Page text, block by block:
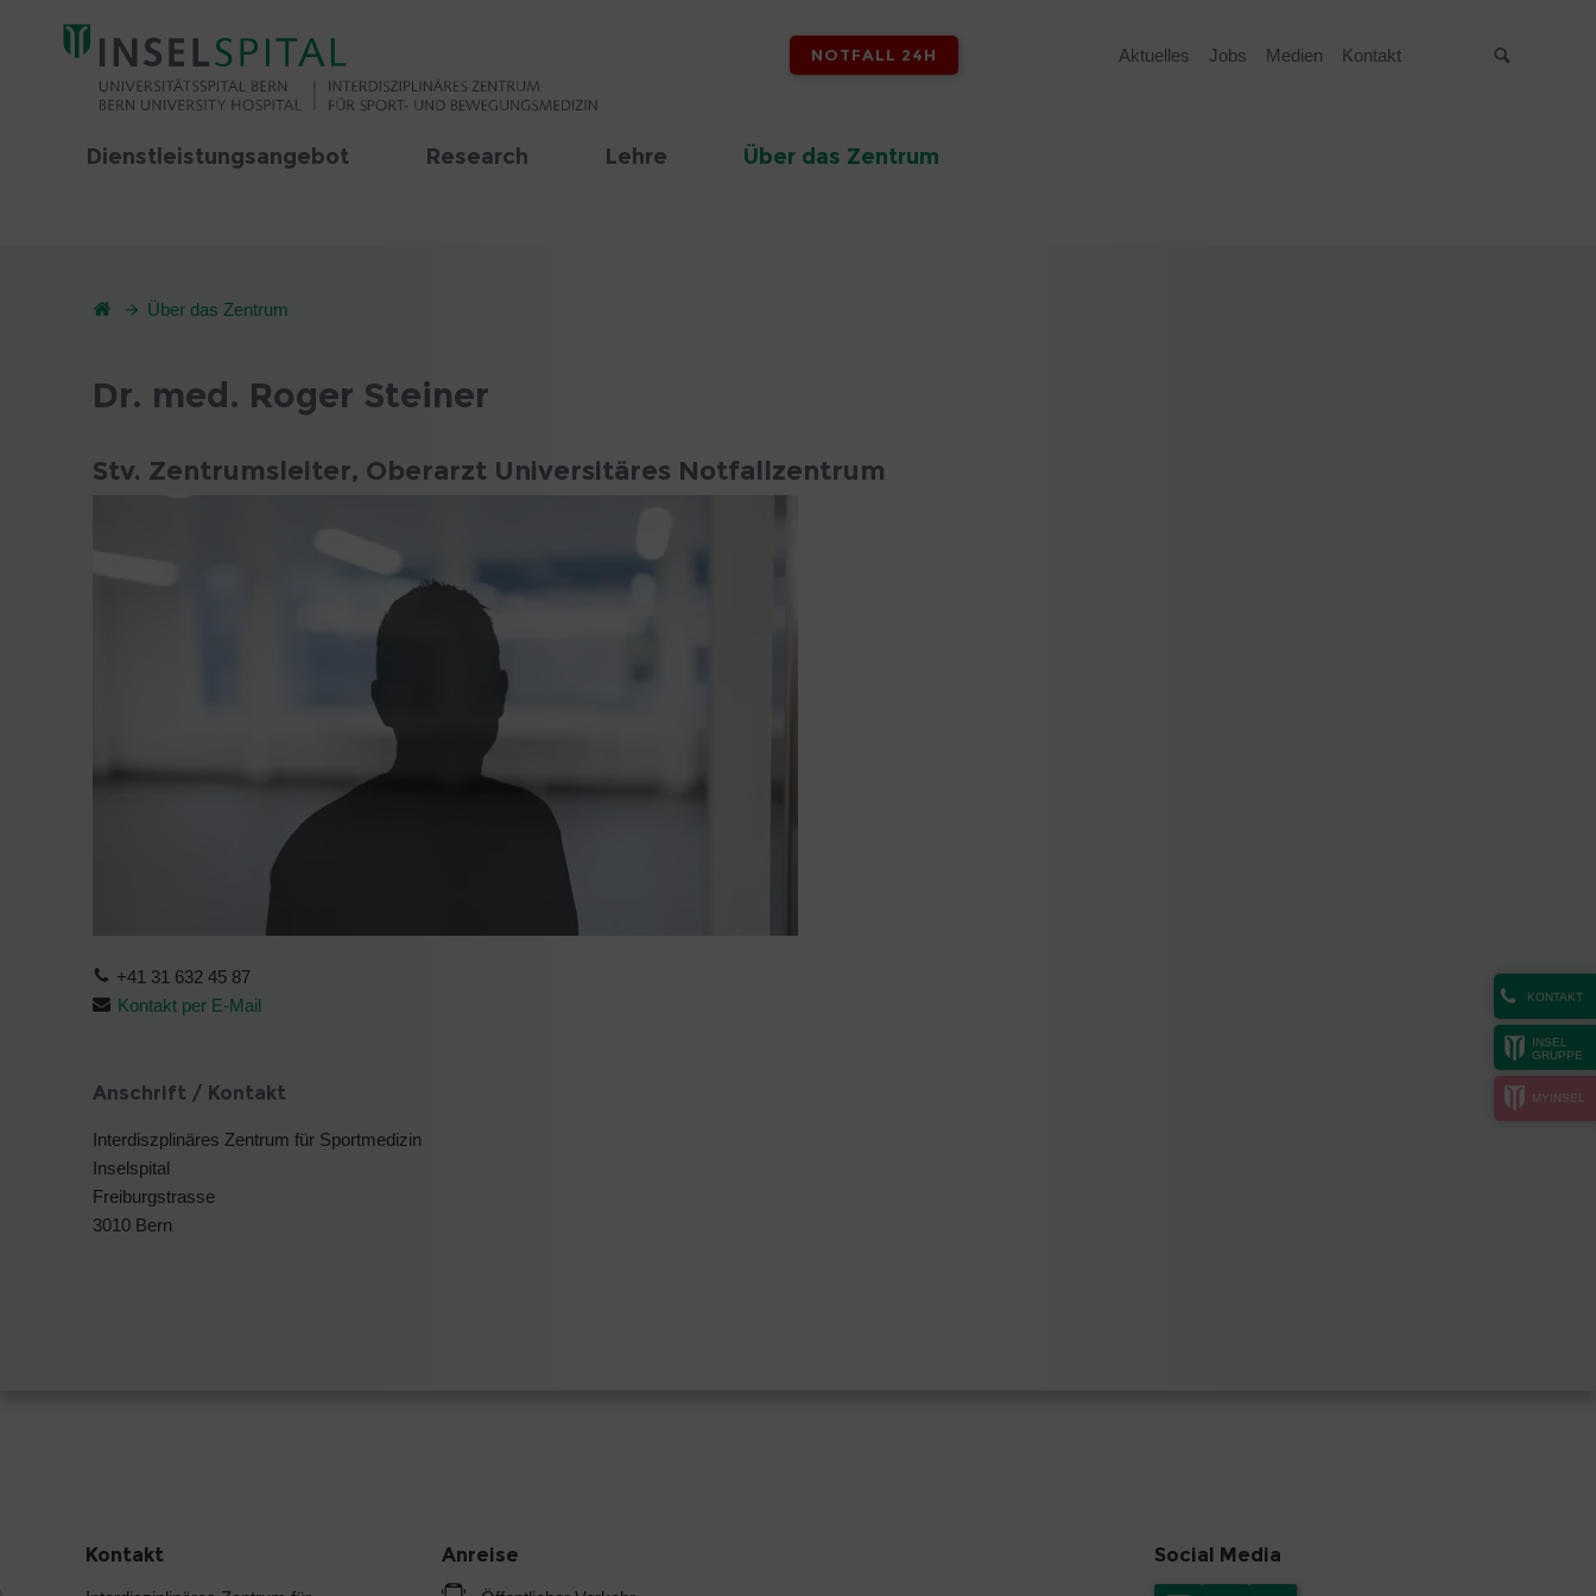
NOTFALL 24H Aktuelles Jobs Medien Kontakt
Dienstleistungsangebot Research Lehre Über das Zentrum
KONTAKT
INSEL
GRUPPE
MYINSEL
Über das Zentrum
Dr. med. Roger Steiner
Stv. Zentrumsleiter, Oberarzt Universitäres Notfallzentrum
+41 31 632 45 87
Kontakt per E-Mail
Anschrift / Kontakt
Interdiszplinäres Zentrum für Sportmedizin
Inselspital
Freiburgstrasse
3010 Bern
Kontakt Anreise Social Media